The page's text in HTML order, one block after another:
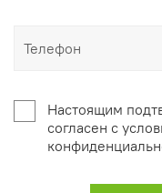
Настоящим
согласен с